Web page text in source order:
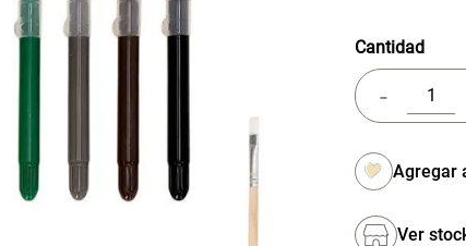
Cantidad
-
Ver
Individuales